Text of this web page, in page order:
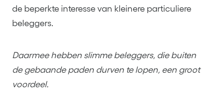
de beperkte interesse van kleinere particuliere
beleggers.
Daarmee hebben slimme beleggers, die buiten
de gebaande paden durven te lopen, een groot
voordeel.